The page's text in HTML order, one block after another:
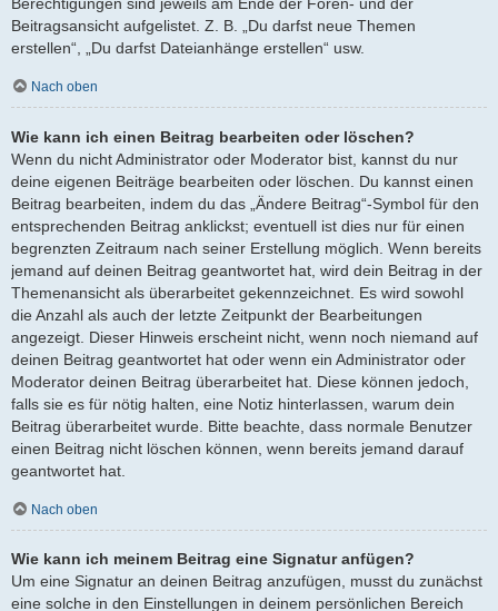
Beitragsansicht aufgelistet. Z. B. „Du darfst neue Themen
erstellen“, „Du darfst Dateianhänge erstellen“ usw.
Nach oben
Wie kann ich einen Beitrag bearbeiten oder löschen?
Wenn du nicht Administrator oder Moderator bist, kannst du nur
deine eigenen Beiträge bearbeiten oder löschen. Du kannst einen
Beitrag bearbeiten, indem du das „Ändere Beitrag“-Symbol für den
entsprechenden Beitrag anklickst; eventuell ist dies nur für einen
begrenzten Zeitraum nach seiner Erstellung möglich. Wenn bereits
jemand auf deinen Beitrag geantwortet hat, wird dein Beitrag in der
Themenansicht als überarbeitet gekennzeichnet. Es wird sowohl
die Anzahl als auch der letzte Zeitpunkt der Bearbeitungen
angezeigt. Dieser Hinweis erscheint nicht, wenn noch niemand auf
deinen Beitrag geantwortet hat oder wenn ein Administrator oder
Moderator deinen Beitrag überarbeitet hat. Diese können jedoch,
falls sie es für nötig halten, eine Notiz hinterlassen, warum dein
Beitrag überarbeitet wurde. Bitte beachte, dass normale Benutzer
einen Beitrag nicht löschen können, wenn bereits jemand darauf
geantwortet hat.
Nach oben
Wie kann ich meinem Beitrag eine Signatur anfügen?
Um eine Signatur an deinen Beitrag anzufügen, musst du zunächst
eine solche in den Einstellungen in deinem persönlichen Bereich